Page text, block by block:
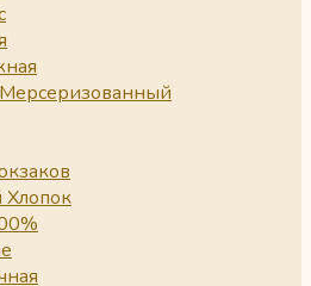
Хлопок